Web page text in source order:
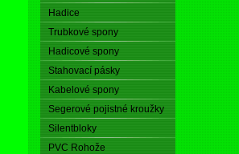
Hadice
Trubkové spony
Hadicové spony
Stahovací pásky
Kabelové spony
Segerové pojistné kroužky
Silentbloky
PVC Rohože